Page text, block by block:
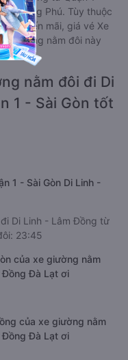
Phong Phú. Tùy thuộc
khuyến mãi, giá vé Xe
giường nằm đôi này
nằm đôi đi Di
1 - Sài Gòn tốt
1 - Sài Gòn Di Linh -
Di Linh - Lâm Đồng từ
23:45
của xe giường nằm
Đồng Đà Lạt ơi
của xe giường nằm
Đồng Đà Lạt ơi